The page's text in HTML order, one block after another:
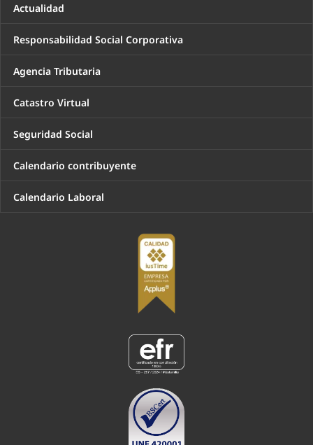
Actualidad
Responsabilidad Social Corporativa
Agencia Tributaria
Catastro Virtual
Seguridad Social
Calendario contribuyente
Calendario Laboral